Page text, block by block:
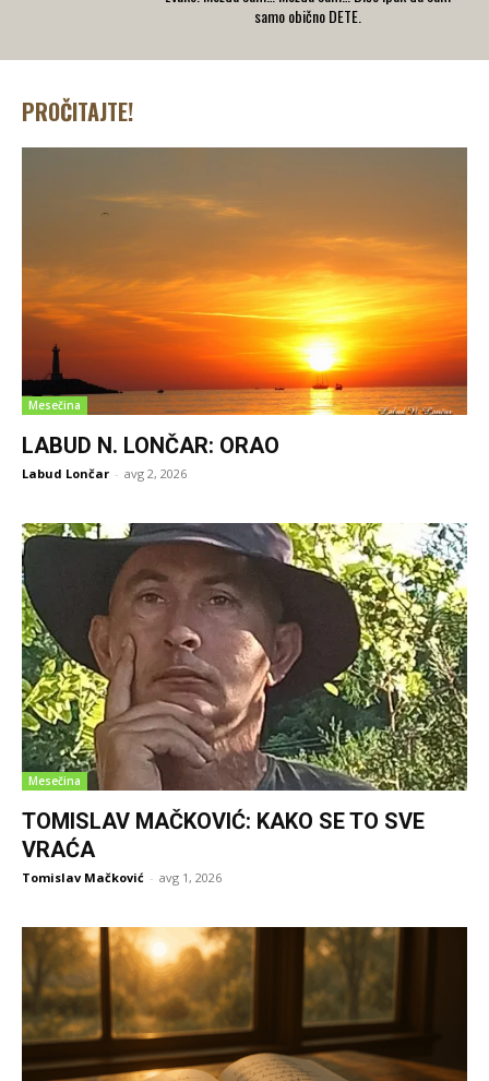
samo obično DETE.
PROČITAJTE!
Mesečina
LABUD N. LONČAR: ORAO
Labud Lončar - avg 2, 2026
Mesečina
TOMISLAV MAČKOVIĆ: KAKO SE TO SVE
VRAĆA
Tomislav Mačković - avg 1, 2026